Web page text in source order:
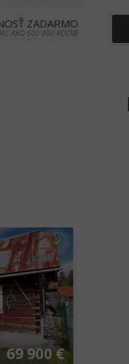
ZADARMO
AKO 500 000 ROČNE
❯
69 900 €